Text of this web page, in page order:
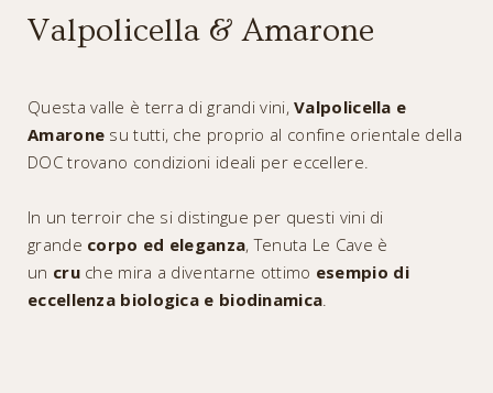
Valpolicella & Amarone
Questa valle è terra di grandi vini,Valpolicella e
Amarone su tutti, che proprio al confine orientale della
DOC trovano condizioni ideali per eccellere.
In un terroir che si distingue per questi vini di
grande corpo ed eleganza, Tenuta Le Cave è
un cruche mira a diventarne ottimo esempio di
eccellenza biologica e biodinamica.